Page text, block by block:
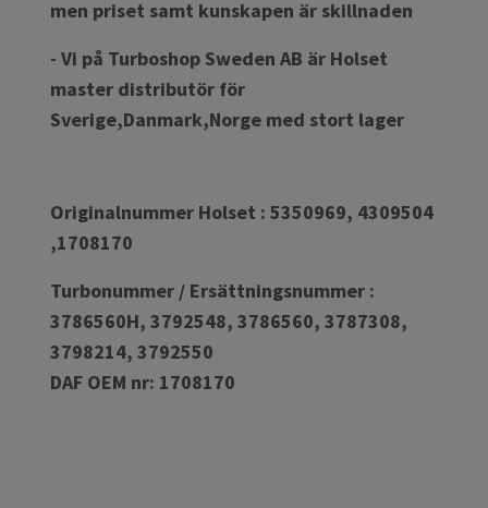
men priset samt kunskapen är skillnaden
- Vi på Turboshop Sweden AB är Holset
master distributör för
Sverige,Danmark,Norge med stort lager
Originalnummer Holset : 5350969, 4309504
,1708170
Turbonummer / Ersättningsnummer :
3786560H, 3792548, 3786560, 3787308,
3798214, 3792550
DAF OEM nr: 1708170